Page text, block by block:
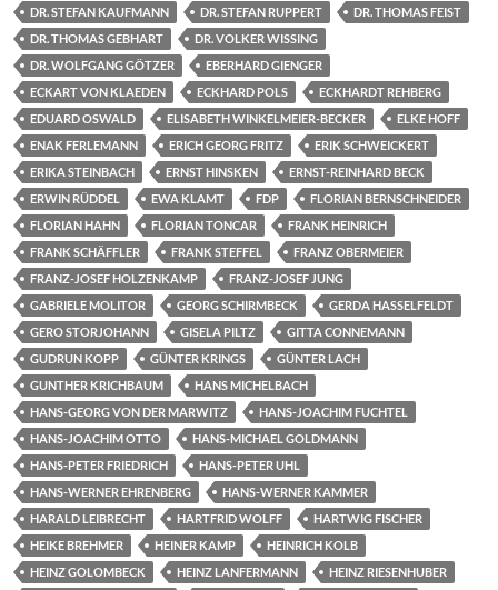
DR. STEFAN KAUFMANN
DR. STEFAN RUPPERT
DR. THOMAS FEIST
DR. THOMAS GEBHART
DR. VOLKER WISSING
DR. WOLFGANG GÖTZER
EBERHARD GIENGER
ECKART VON KLAEDEN
ECKHARD POLS
ECKHARDT REHBERG
EDUARD OSWALD
ELISABETH WINKELMEIER-BECKER
ELKE HOFF
ENAK FERLEMANN
ERICH GEORG FRITZ
ERIK SCHWEICKERT
ERIKA STEINBACH
ERNST HINSKEN
ERNST-REINHARD BECK
ERWIN RÜDDEL
EWA KLAMT FDP
FLORIAN BERNSCHNEIDER
FLORIAN HAHN
FLORIAN TONCAR
FRANK HEINRICH
FRANK SCHÄFFLER
FRANK STEFFEL
FRANZ OBERMEIER
FRANZ-JOSEF HOLZENKAMP
FRANZ-JOSEF JUNG
GABRIELE MOLITOR
GEORG SCHIRMBECK
GERDA HASSELFELDT
GERO STORJOHANN
GISELA PILTZ
GITTA CONNEMANN
GUDRUN KOPP
GÜNTER KRINGS
GÜNTER LACH
GUNTHER KRICHBAUM
HANS MICHELBACH
HANS-GEORG VON DER MARWITZ
HANS-JOACHIM FUCHTEL
HANS-JOACHIM OTTO
HANS-MICHAEL GOLDMANN
HANS-PETER FRIEDRICH
HANS-PETER UHL
HANS-WERNER EHRENBERG
HANS-WERNER KAMMER
HARALD LEIBRECHT
HARTFRID WOLFF
HARTWIG FISCHER
HEIKE BREHMER
HEINER KAMP
HEINRICH KOLB
HEINZ GOLOMBECK
HEINZ LANFERMANN
HEINZ RIESENHUBER